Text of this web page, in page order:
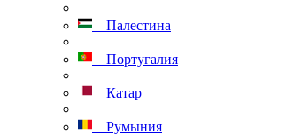
Палестина
Португалия
Катар
Румыния